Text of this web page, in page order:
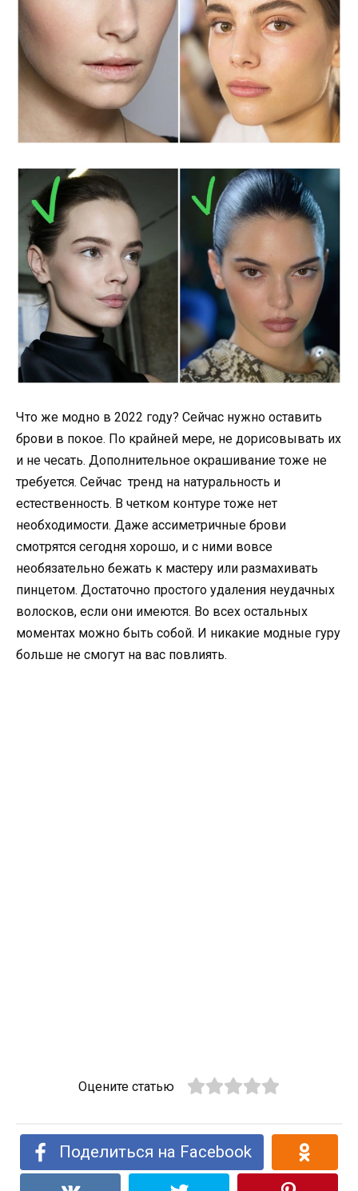
Что же модно в 2022 году? Сейчас нужно оставить
брови в покое. По крайней мере, не дорисовывать их
и не чесать. Дополнительное окрашивание тоже не
требуется. Сейчас тренд на натуральность и
естественность. В четком контуре тоже нет
необходимости. Даже ассиметричные брови
смотрятся сегодня хорошо, и с ними вовсе
необязательно бежать к мастеру или размахивать
пинцетом. Достаточно простого удаления неудачных
волосков, если они имеются. Во всех остальных
моментах можно быть собой. И никакие модные гуру
больше не смогут на вас повлиять.
Оцените статью
Поделиться на Facebook